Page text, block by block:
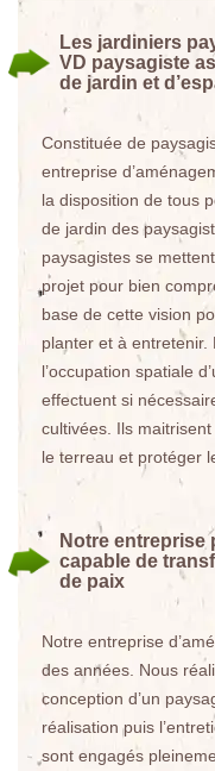
Les jardiniers
VD paysagiste
de jardin et
Constituée de
entreprise
la disposition de tous
de jardin des
paysagistes se
projet pour bien
base de cette vision
planter et à entretenir.
l’occupation spatiale
effectuent si
cultivées. Ils
le terreau et protéger
Notre entreprise
capable de
de paix
Notre entreprise
des années. Nous
conception d’un
réalisation puis
sont engagés